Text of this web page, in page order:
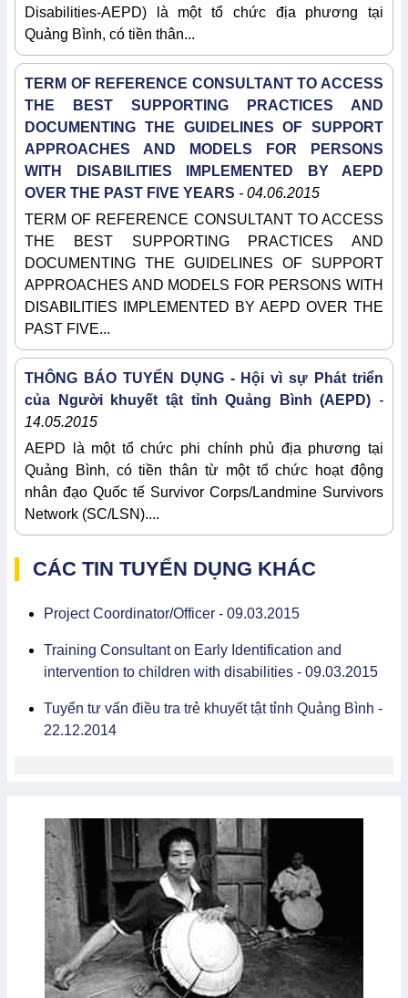
Disabilities-AEPD) là một tổ chức địa phương tại
Quảng Bình, có tiền thân...
TERM OF REFERENCE CONSULTANT TO ACCESS
THE BEST SUPPORTING PRACTICES AND
DOCUMENTING THE GUIDELINES OF SUPPORT
APPROACHES AND MODELS FOR PERSONS
WITH DISABILITIES IMPLEMENTED BY AEPD
OVER THE PAST FIVE YEARS - 04.06.2015
TERM OF REFERENCE CONSULTANT TO ACCESS
THE BEST SUPPORTING PRACTICES AND
DOCUMENTING THE GUIDELINES OF SUPPORT
APPROACHES AND MODELS FOR PERSONS WITH
DISABILITIES IMPLEMENTED BY AEPD OVER THE
PAST FIVE...
THÔNG BÁO TUYỂN DỤNG - Hội vì sự Phát triển
của Người khuyết tật tỉnh Quảng Bình (AEPD) -
14.05.2015
AEPD là một tổ chức phi chính phủ địa phương tại
Quảng Bình, có tiền thân từ một tổ chức hoạt động
nhân đạo Quốc tế Survivor Corps/Landmine Survivors
Network (SC/LSN)....
CÁC TIN TUYỂN DỤNG KHÁC
Project Coordinator/Officer - 09.03.2015
Training Consultant on Early Identification and
intervention to children with disabilities - 09.03.2015
Tuyển tư vấn điều tra trẻ khuyết tật tỉnh Quảng Bình -
22.12.2014